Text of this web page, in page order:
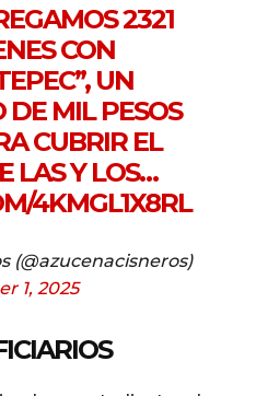
2321
CON
UN
DE MIL PESOS
CUBRIR EL
LAS Y LOS…
4KMGL1X8RL
(@azucenacisneros)
1, 2025